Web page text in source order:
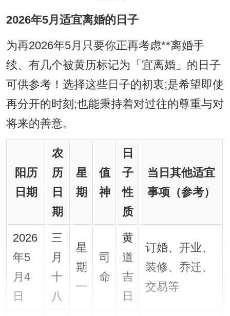
2026年5月适宜离婚的日子
为再2026年5月只要你正再考虑**离婚手
续、有几个被黄历标记为「宜离婚」的日子
可供参考！选择这些日子的初衷;是希望即使
再分开的时刻;也能秉持着对过往的尊重与对
将来的善意。
阳历
日期
农
历
日
期
星
期
值
神
日
子
性
质
当日其他适宜
事项（参考）
2026
年5
月4
日
三
月
十
八
星
期
一
司
命
黄
道
吉
日
订婚、开业、
装修、乔迁、
交易等